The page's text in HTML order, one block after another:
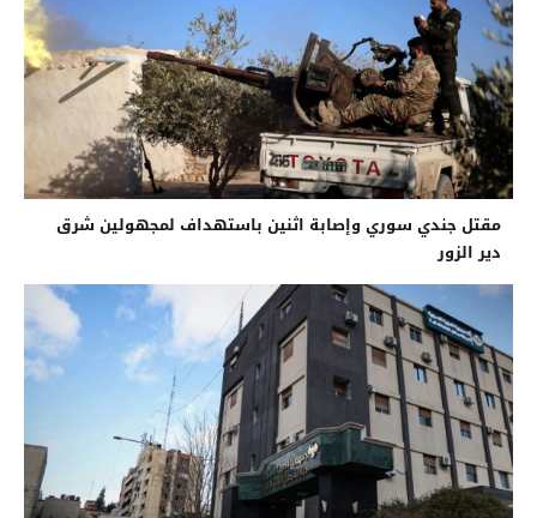
مقتل جندي سوري وإصابة اثنين باستهداف لمجهولين شرق
دير الزور